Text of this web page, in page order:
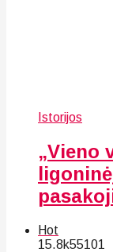
Istorijos
„Vieno
Hot
15.8k55101